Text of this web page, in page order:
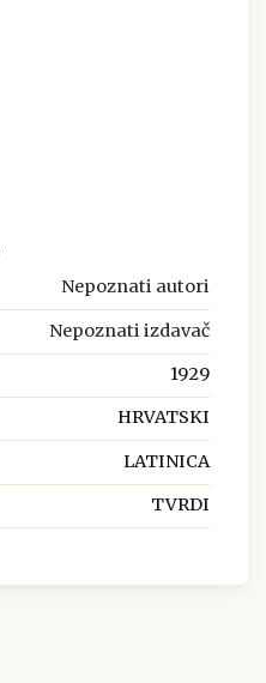
Nepoznati autori
Nepoznati izdavač
1929
HRVATSKI
LATINICA
TVRDI